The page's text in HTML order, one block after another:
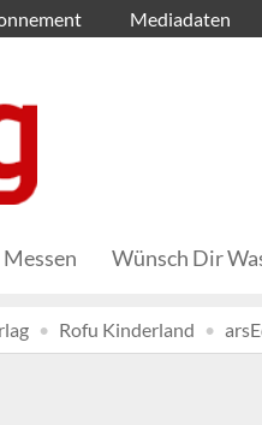
Mediadaten
Messen Wünsch Dir
Rofu Kinderland